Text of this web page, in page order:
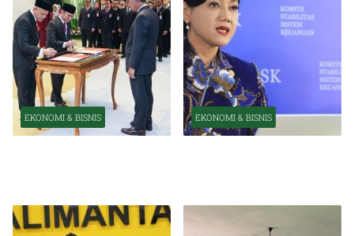
EKONOMI & BISNIS EKONOMI & BISNIS